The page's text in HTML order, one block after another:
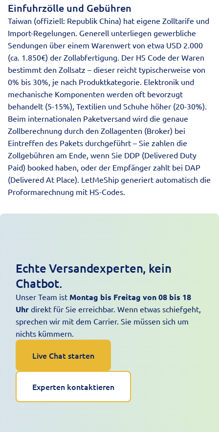
Einfuhrzölle und Gebühren
Taiwan (offiziell: Republik China) hat eigene Zolltarife und
Import-Regelungen. Generell unterliegen gewerbliche
Sendungen über einem Warenwert von etwa USD 2.000
(ca. 1.850€) der Zollabfertigung. Der HS Code der Waren
bestimmt den Zollsatz – dieser reicht typischerweise von
0% bis 30%, je nach Produktkategorie. Elektronik und
mechanische Komponenten werden oft bevorzugt
behandelt (5-15%), Textilien und Schuhe höher (20-30%).
Beim internationalen Paketversand wird die genaue
Zollberechnung durch den Zollagenten (Broker) bei
Eintreffen des Pakets durchgeführt – Sie zahlen die
Zollgebühren am Ende, wenn Sie DDP (Delivered Duty
Paid) booked haben, oder der Empfänger zahlt bei DAP
(Delivered At Place). LetMeShip generiert automatisch die
Proformarechnung mit HS-Codes.
Echte Versandexperten, kein
Chatbot.
Unser Team ist Montag bis Freitag von 08 bis 18
Uhr direkt für Sie erreichbar. Wenn etwas schiefgeht,
sprechen wir mit dem Carrier. Sie müssen sich um
nichts kümmern.
Live Chat starten
Experten kontaktieren